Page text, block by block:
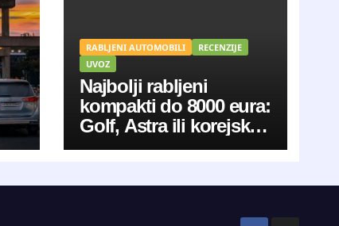
RABLJENI AUTOMOBILI
RECENZIJE
UVOZ
Najbolji rabljeni
kompakti do 8000 eura:
Golf, Astra ili korejski
aduti?